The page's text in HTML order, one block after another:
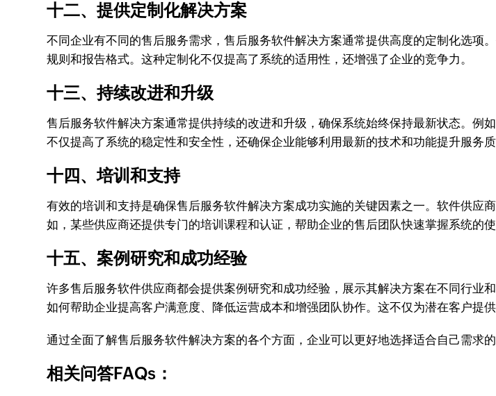
十二、提供定制化解决方案
不同企业有不同的售后服务需求，售后服务软件解决方案通常提供高度的定制化选
规则和报告格式。这种定制化不仅提高了系统的适用性，还增强了企业的竞争力。
十三、持续改进和升级
售后服务软件解决方案通常提供持续的改进和升级，确保系统始终保持最新状态。
不仅提高了系统的稳定性和安全性，还确保企业能够利用最新的技术和功能提升服务质
十四、培训和支持
有效的培训和支持是确保售后服务软件解决方案成功实施的关键因素之一。软件供应
如，某些供应商还提供专门的培训课程和认证，帮助企业的售后团队快速掌握系统的
十五、案例研究和成功经验
许多售后服务软件供应商都会提供案例研究和成功经验，展示其解决方案在不同行
如何帮助企业提高客户满意度、降低运营成本和增强团队协作。这不仅为潜在客户提
通过全面了解售后服务软件解决方案的各个方面，企业可以更好地选择适合自己需求
相关问答FAQs：